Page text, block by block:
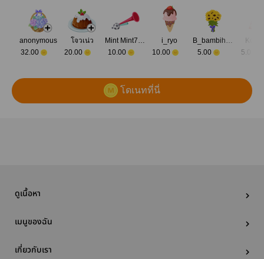
anonymous
32.00
โจวเน่ว
20.00
Mint Mint7228
10.00
i_ryo
10.00
B_bambihyun
5.00
5.00
โดเนทที่นี่
ดูเนื้อหา
เมนูของฉัน
เกี่ยวกับเรา